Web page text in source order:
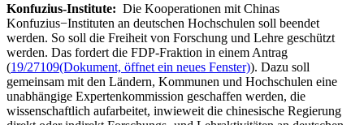
Konfuzius-Institute: Die Kooperationen mit Chinas
Konfuzius−Instituten an deutschen Hochschulen soll beendet
werden. So soll die Freiheit von Forschung und Lehre geschützt
werden. Das fordert die FDP-Fraktion in einem Antrag
(19/27109(Dokument, öffnet ein neues Fenster)). Dazu soll
gemeinsam mit den Ländern, Kommunen und Hochschulen eine
unabhängige Expertenkommission geschaffen werden, die
wissenschaftlich aufarbeitet, inwieweit die chinesische Regierung